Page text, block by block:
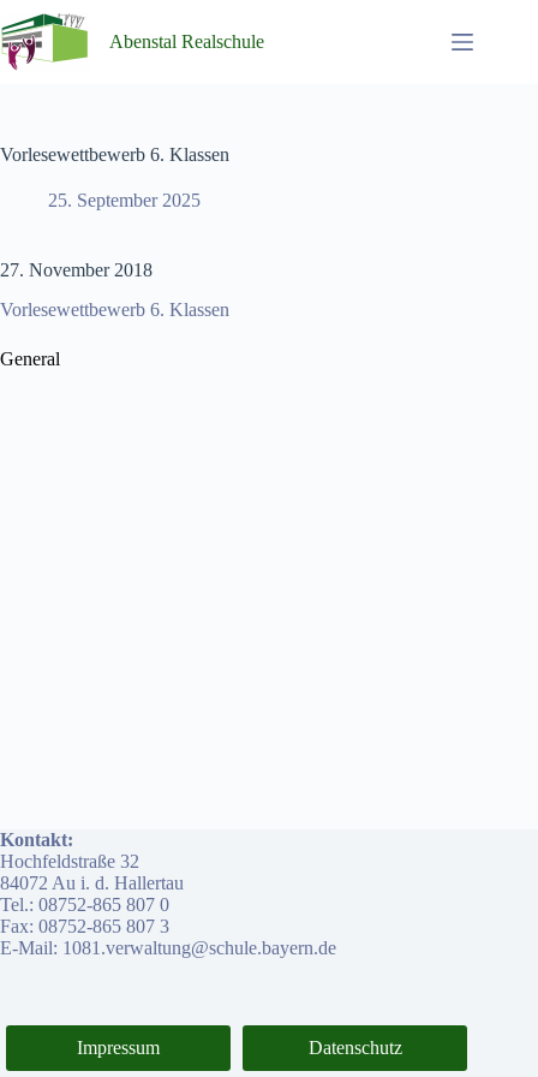
Inhalt
springen
Abenstal Realschule
Vorlesewettbewerb 6. Klassen
25. September 2025
27. November 2018
Vorlesewettbewerb 6. Klassen
General
Kontakt:
Hochfeldstraße 32
84072 Au i. d. Hallertau
Tel.: 08752-865 807 0
Fax: 08752-865 807 3
E-Mail: 1081.verwaltung@schule.bayern.de
Impressum Datenschutz